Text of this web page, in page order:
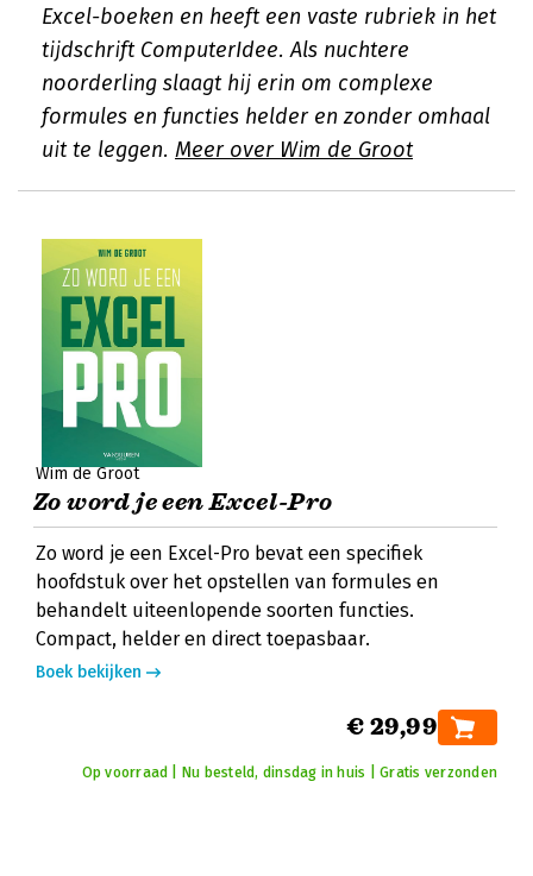
Excel-boeken en heeft een vaste rubriek in het
tijdschrift ComputerIdee. Als nuchtere
noorderling slaagt hij erin om complexe
formules en functies helder en zonder omhaal
uit te leggen. Meer over Wim de Groot
Wim de Groot
Zo word je een Excel-Pro
Zo word je een Excel-Pro bevat een specifiek
hoofdstuk over het opstellen van formules en
behandelt uiteenlopende soorten functies.
Compact, helder en direct toepasbaar.
Boek bekijken
€ 29,99
Op voorraad | Nu besteld, dinsdag in huis | Gratis verzonden